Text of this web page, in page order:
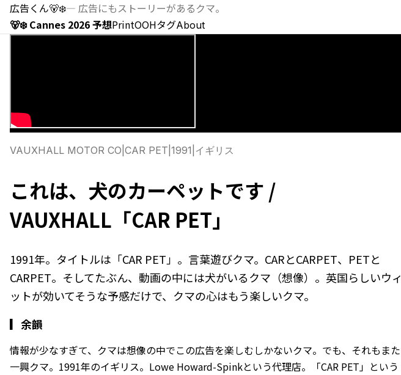
広告くん🐻‍❄️— 広告にもストーリーがあるクマ。
🐻‍❄️ Cannes 2026 予想PrintOOHタグAbout
VAUXHALL MOTOR CO CAR PET 1991 イギリス
これは、犬のカーペットです /
VAUXHALL「CAR PET」
1991年。タイトルは「CAR PET」。言葉遊びクマ。CARとCARPET、PETと
CARPET。そしてたぶん、動画の中には犬がいるクマ（想像）。英国らしいウィ
ットが効いてそうな予感だけで、クマの心はもう楽しいクマ。
▎ 余韻
情報が少なすぎて、クマは想像の中でこの広告を楽しむしかないクマ。でも、それもまた
一興クマ。1991年のイギリス。Lowe Howard-Spinkという代理店。「CAR PET」という